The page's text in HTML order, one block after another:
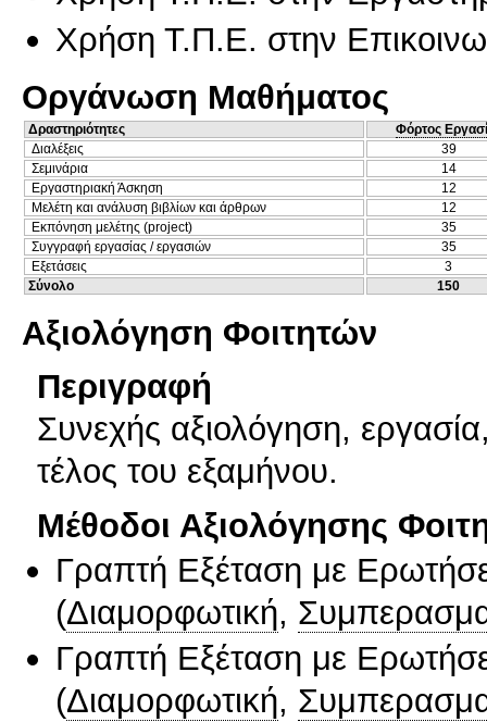
Χρήση Τ.Π.Ε. στην
Οργάνωση Μαθήματος
Δραστηριότητες
Φόρτος
Διαλέξεις
39
Σεμινάρια
14
Εργαστηριακή Άσκηση
12
Μελέτη και ανάλυση βιβλίων και άρθρων
12
Εκπόνηση μελέτης (project)
35
Συγγραφή εργασίας / εργασιών
35
Εξετάσεις
3
Σύνολο
150
Αξιολόγηση Φοιτητών
Περιγραφή
Συνεχής αξιολόγηση,
τέλος του εξαμήνου.
Μέθοδοι Αξιολόγησης
Γραπτή Εξέταση με
(Διαμορφωτική,
Γραπτή Εξέταση με
(Διαμορφωτική,